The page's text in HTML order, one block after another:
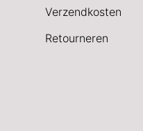
Verzendkosten
Retourneren